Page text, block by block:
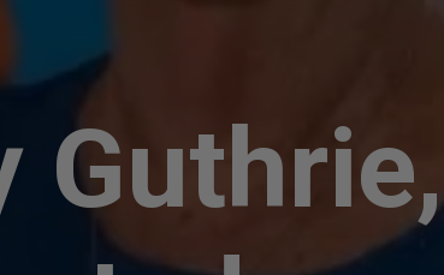
Guthrie,